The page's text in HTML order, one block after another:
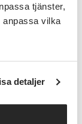
tjänster,
anpassa vilka
detaljer
material